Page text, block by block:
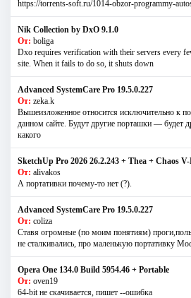
https://torrents-soft.ru/1014-obzor-programmy-
Nik Collection by DxO 9.1.0
От: boliga
Dxo requires verification with their servers every
site. When it fails to do so, it shuts down
Advanced SystemCare Pro 19.5.0.227
От: zeka.k
Вышеизложенное относится исключительно к
данном сайте. Будут другие порташки — будет
какого
SketchUp Pro 2026 26.2.243 + Thea + Chaos
От: alivakos
А портативки почему-то нет (?).
Advanced SystemCare Pro 19.5.0.227
От: coliza
Ставя огромные (по моим понятиям)
не сталкивались, про маленькую портативку
Opera One 134.0 Build 5954.46 + Portable
От: oven19
64-bit не скачивается, пишет --ошибка